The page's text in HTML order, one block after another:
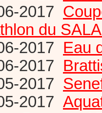
2017
du
2017 Eau
2017
2017
2017